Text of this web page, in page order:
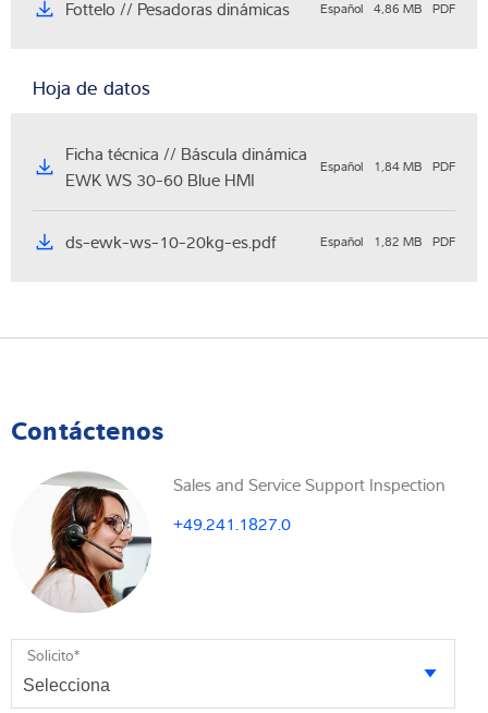
Fottelo // Pesadoras dinámicas Español 4,86 MB PDF
Hoja de datos
Ficha técnica // Báscula dinámica
EWK WS 30-60 Blue HMI
Español 1,84 MB PDF
ds-ewk-ws-10-20kg-es.pdf Español 1,82 MB PDF
Contáctenos
Sales and Service Support Inspection
+49.241.1827.0
Solicito*